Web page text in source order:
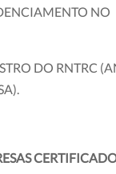
NO
DO RNTRC